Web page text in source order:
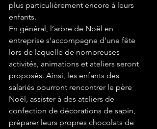
plus particulièrement encore à leurs
enfants.
En général, l’arbre de Noël en
entreprise s’accompagne d’une fête
lors de laquelle de nombreuses
activités, animations et ateliers seront
proposés. Ainsi, les enfants des
salariés pourront rencontrer le père
Noël, assister à des ateliers de
confection de décorations de sapin,
préparer leurs propres chocolats de